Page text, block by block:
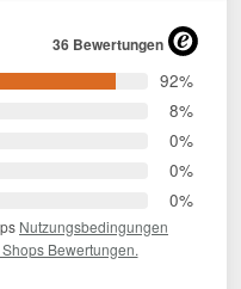
36 Bewertungen
92%
8%
0%
0%
0%
Nutzungsbedingungen
Bewertungen.